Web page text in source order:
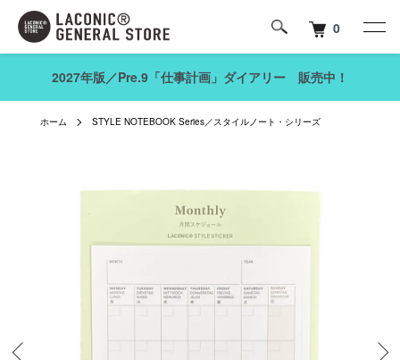
0
2027年版／Pre.9「仕事計画」ダイアリー 販売中！
ホーム STYLE NOTEBOOK Series／スタイルノート・シリーズ